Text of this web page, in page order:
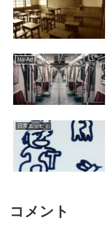
No-Ad
日常エッセイ
コメント